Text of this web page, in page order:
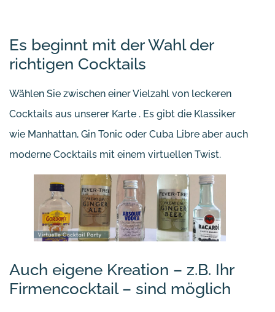
Es beginnt mit der Wahl der
richtigen Cocktails
Wählen Sie zwischen einer Vielzahl von leckeren
Cocktails aus unserer Karte . Es gibt die Klassiker
wie Manhattan, Gin Tonic oder Cuba Libre aber auch
moderne Cocktails mit einem virtuellen Twist.
Auch eigene Kreation – z.B. Ihr
Firmencocktail – sind möglich